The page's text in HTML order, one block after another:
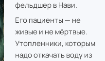
фельдшер в Нави.
Его пациенты — не
живые и не мёртвые.
Утопленники, которым
надо откачать воду из